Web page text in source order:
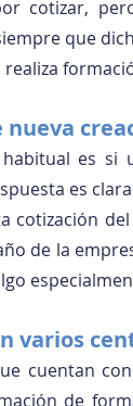
cotizar,
que
nueva
es si
es
cotización
de la
varios
cuentan
de